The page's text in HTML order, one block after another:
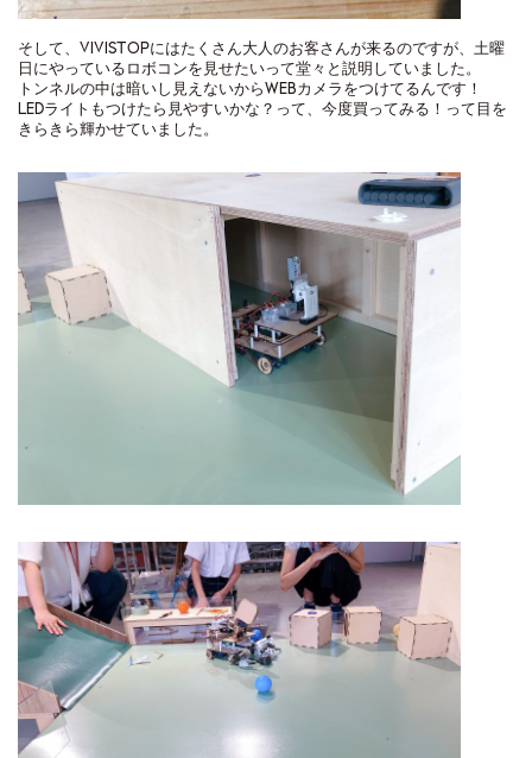
そして、VIVISTOPにはたくさん大人のお客さんが来るのですが、土曜
日にやっているロボコンを見せたいって堂々と説明していました。
トンネルの中は暗いし見えないからWEBカメラをつけてるんです！
LEDライトもつけたら見やすいかな？って、今度買ってみる！って目を
きらきら輝かせていました。